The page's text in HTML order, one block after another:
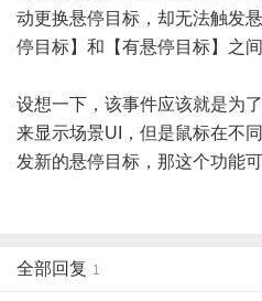
动更换悬停目标，却无法触发
停目标】和【有悬停目标】之
设想一下，该事件应该就是为
来显示场景UI，但是鼠标在不
发新的悬停目标，那这个功能
全部回复 1